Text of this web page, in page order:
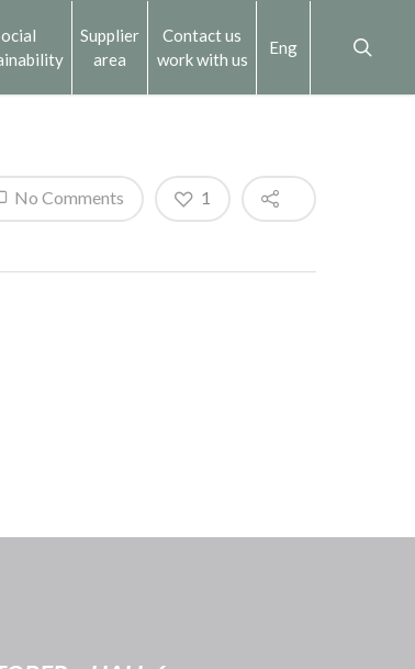
Supplier
area
Contact us
work with us
Eng
No Comments 1